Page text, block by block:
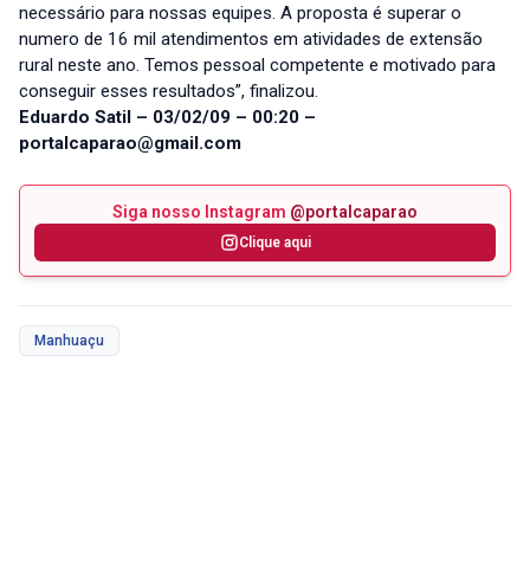
necessário para nossas equipes. A proposta é superar o
numero de 16 mil atendimentos em atividades de extensão
rural neste ano. Temos pessoal competente e motivado para
conseguir esses resultados”, finalizou.
Eduardo Satil – 03/02/09 – 00:20 –
portalcaparao@gmail.com
Siga nosso Instagram @portalcaparao
Clique aqui
Manhuaçu